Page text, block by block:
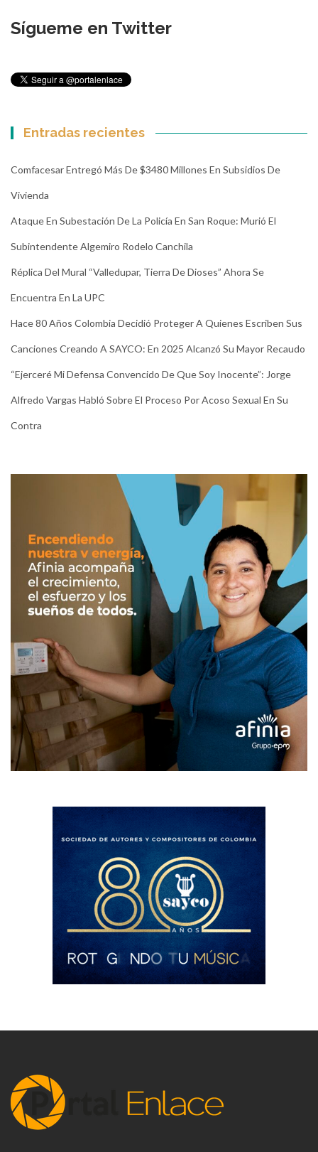
Sígueme en Twitter
Entradas recientes
Comfacesar Entregó Más De $3480 Millones En Subsidios De
Vivienda
Ataque En Subestación De La Policía En San Roque: Murió El
Subintendente Algemiro Rodelo Canchila
Réplica Del Mural “Valledupar, Tierra De Dioses” Ahora Se
Encuentra En La UPC
Hace 80 Años Colombia Decidió Proteger A Quienes Escriben Sus
Canciones Creando A SAYCO: En 2025 Alcanzó Su Mayor Recaudo
“Ejerceré Mi Defensa Convencido De Que Soy Inocente”: Jorge
Alfredo Vargas Habló Sobre El Proceso Por Acoso Sexual En Su
Contra